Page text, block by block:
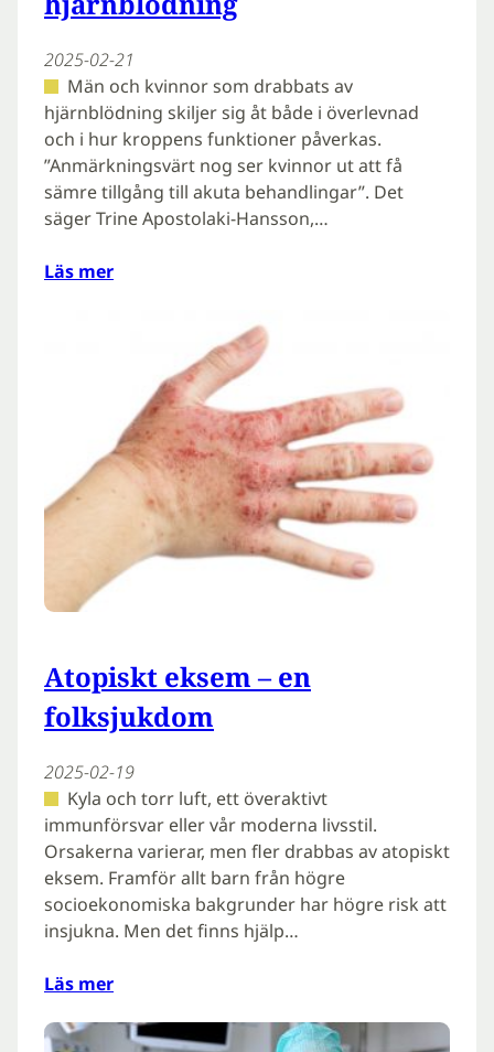
2025-02-21
Män och kvinnor som drabbats av
hjärnblödning skiljer sig åt både i överlevnad
och i hur kroppens funktioner påverkas.
”Anmärkningsvärt nog ser kvinnor ut att få
sämre tillgång till akuta behandlingar”. Det
säger Trine Apostolaki-Hansson,…
Läs mer
Atopiskt eksem – en
folksjukdom
2025-02-19
Kyla och torr luft, ett överaktivt
immunförsvar eller vår moderna livsstil.
Orsakerna varierar, men fler drabbas av atopiskt
eksem. Framför allt barn från högre
socioekonomiska bakgrunder har högre risk att
insjukna. Men det finns hjälp…
Läs mer